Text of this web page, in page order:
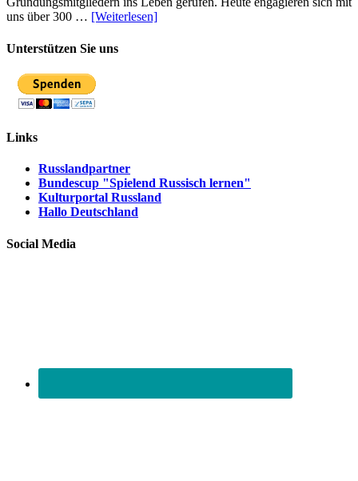
uns über 300 … [Weiterlesen]
Unterstützen Sie uns
Links
Russlandpartner
Bundescup "Spielend Russisch lernen"
Kulturportal Russland
Hallo Deutschland
Social Media